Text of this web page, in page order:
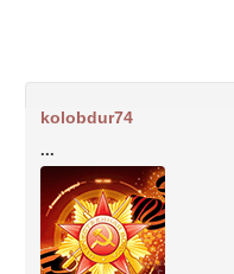
kolobdur74
...